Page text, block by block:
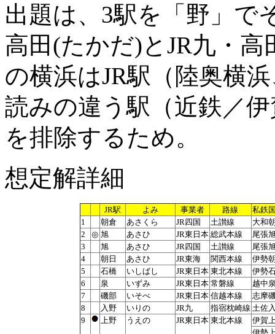
出題は、3駅を「野」で
高田(たかだ)とJR九・
の横浜はJR駅（陸奥横
読みの違う駅（近鉄／
を排除するため。
想定解詳細
JR駅 よみ 事業者 路線
私鉄
1
朝倉 あさくら JR四国 土讃線
大和
2
◎ 旭 あさひ JR東日本 総武本線
尾張
3
旭 あさひ JR四国 土讃線
尾張
4
朝日 あさひ JR東海 関西本線
伊勢
5
石橋 いしばし JR東日本 東北本線
伊勢
6
泉 いずみ JR東日本 常磐線
越中
7
磯部 いそべ JR東日本 信越本線
志摩
8
入野 いりの JR九 指宿枕崎線 土佐
9
上野 うえの JR東日本 東北本線
伊賀